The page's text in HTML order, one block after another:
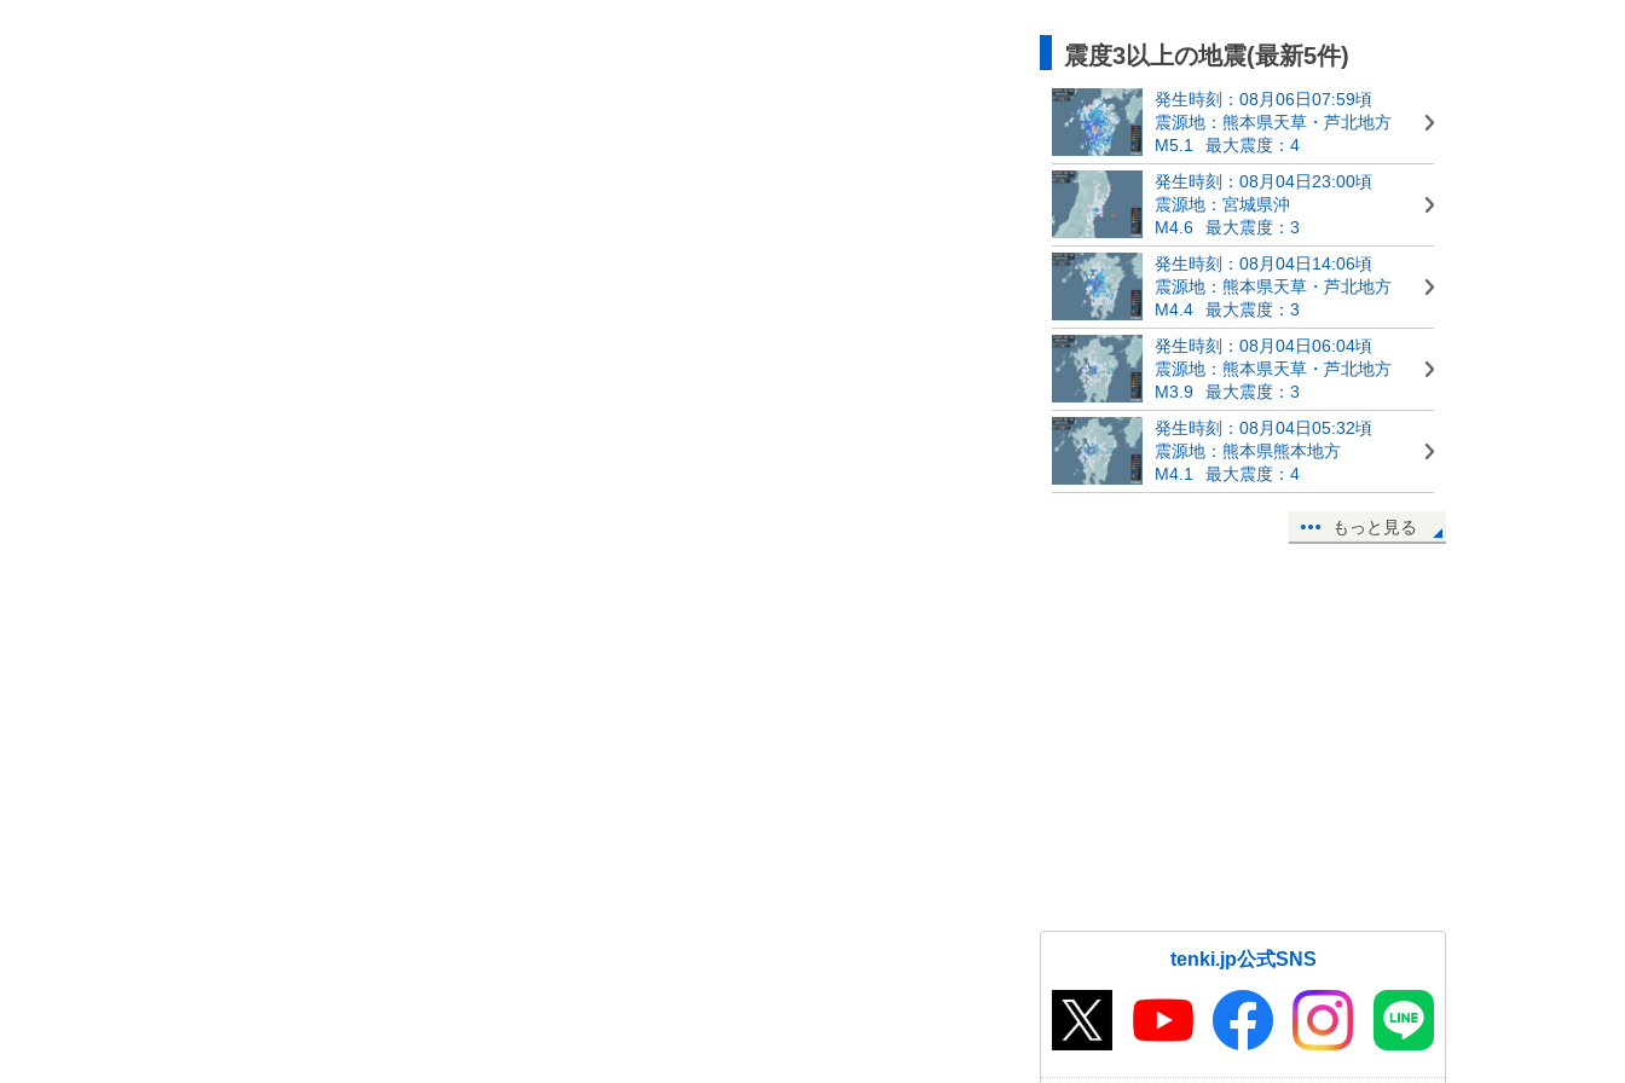
震度3以上の地震(最新5件)
発生時刻：08月06日07:59頃
震源地：熊本県天草・芦北地方
M5.1
最大震度：4
発生時刻：08月04日23:00頃
震源地：宮城県沖
M4.6
最大震度：3
発生時刻：08月04日14:06頃
震源地：熊本県天草・芦北地方
M4.4
最大震度：3
発生時刻：08月04日06:04頃
震源地：熊本県天草・芦北地方
M3.9
最大震度：3
発生時刻：08月04日05:32頃
震源地：熊本県熊本地方
M4.1
最大震度：4
もっと見る
tenki.jp公式SNS